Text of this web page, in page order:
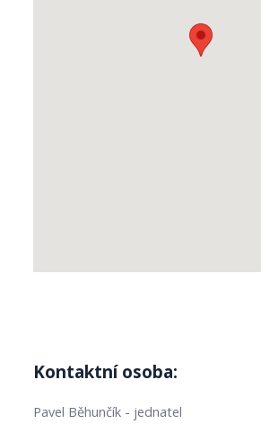
Kontaktní osoba:
Pavel Běhunčík - jednatel